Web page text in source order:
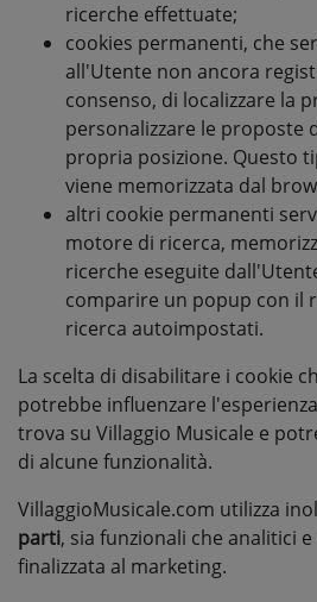
ricerche effettuate;
cookies permanenti, che
all'Utente non ancora
consenso, di localizzare la
personalizzare le proposte
propria posizione. Questo
viene memorizzata dal
altri cookie permanenti
motore di ricerca,
ricerche eseguite
comparire un popup con il
ricerca autoimpostati.
La scelta di disabilitare i cookie
potrebbe influenzare
trova su Villaggio Musicale e
di alcune funzionalità.
VillaggioMusicale.com utilizza
parti, sia funzionali che analitici
finalizzata al marketing.